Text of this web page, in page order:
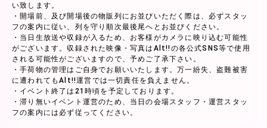
い致します。
・開場前、及び開場後の物販列にお並びいただく際は、必ずスタッ
フの案内に従い、列を守り順次最後尾へとお並びください。
・当日生放送や収録が入るため、お客様がカメラに映り込む可能性
がございます。収録された映像・写真はAlt!!の各公式SNS等で使用
される可能性がございますので、予めご了承下さい。
・手荷物の管理はご自身でお願いいたします。万一紛失、盗難被害
に遭われてもAlt!!運営では一切責任を負えません。
・イベント終了は21時頃を予定しております。
・滞り無いイベント運営のため、当日の会場スタッフ・運営スタッ
フの案内には必ず従ってください。